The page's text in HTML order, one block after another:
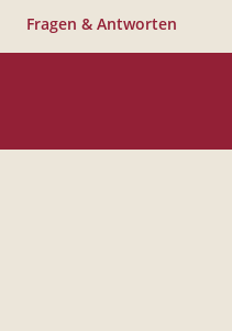
Fragen & Antworten